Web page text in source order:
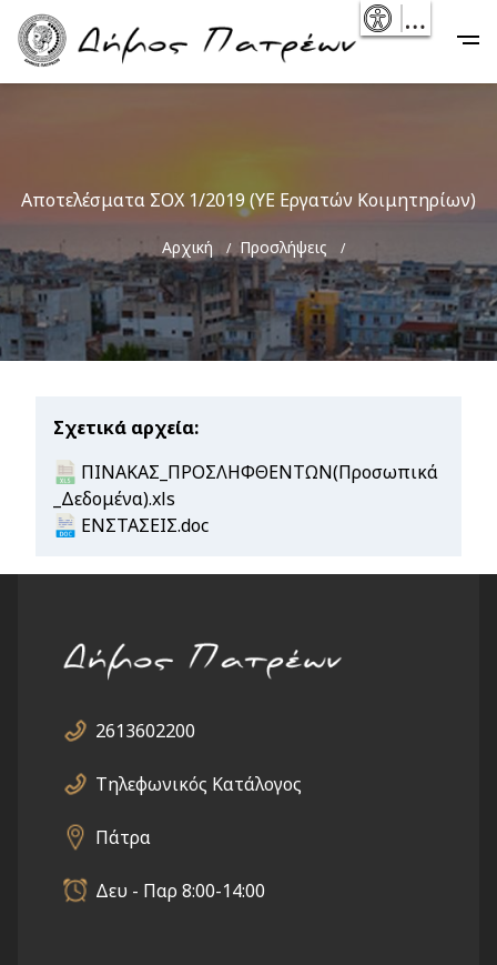
Skip
main
Main
navigation
Αποτελέσματα ΣΟΧ 1/2019 (ΥΕ Εργατών Κοιμητηρίων)
Breadcrumb
Αρχική Προσλήψεις
Σχετικά αρχεία
Document
ΠΙΝΑΚΑΣ_ΠΡΟΣΛΗΦΘΕΝΤΩΝ(Προσωπικά
_Δεδομένα).xls
Document
ΕΝΣΤΑΣΕΙΣ.doc
2613602200
Τηλεφωνικός Κατάλογος
Πάτρα
Δευ - Παρ 8:00-14:00